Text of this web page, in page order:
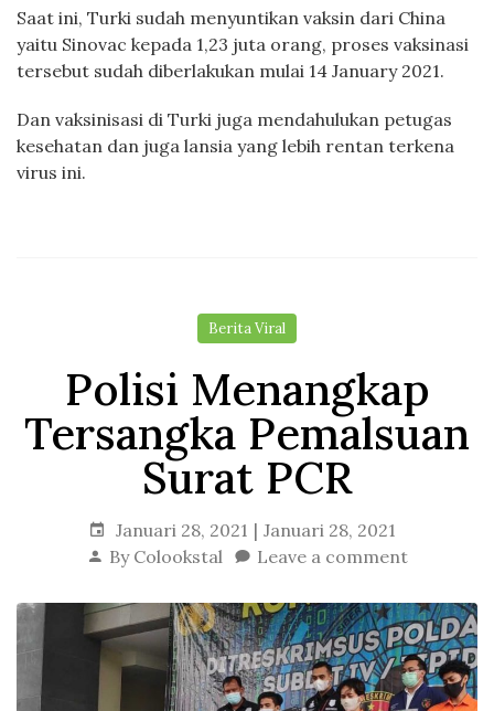
Saat ini, Turki sudah menyuntikan vaksin dari China
yaitu Sinovac kepada 1,23 juta orang, proses vaksinasi
tersebut sudah diberlakukan mulai 14 January 2021.
Dan vaksinisasi di Turki juga mendahulukan petugas
kesehatan dan juga lansia yang lebih rentan terkena
virus ini.
Berita Viral
Polisi Menangkap
Tersangka Pemalsuan
Surat PCR
Januari 28, 2021
Januari 28, 2021
By Colookstal Leave a comment